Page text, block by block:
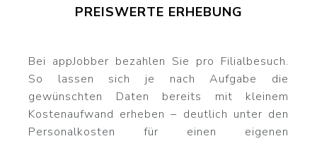
PREISWERTE ERHEBUNG
Bei appJobber bezahlen Sie pro Filialbesuch.
So lassen sich je nach Aufgabe die
gewünschten Daten bereits mit kleinem
Kostenaufwand erheben – deutlich unter den
Personalkosten für einen eigenen